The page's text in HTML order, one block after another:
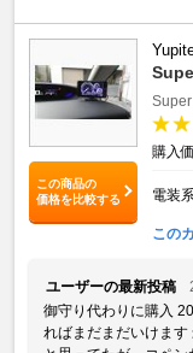
この商品の
価格を比較する
購入
電装系
この
ユーザーの最新投稿
御守り代わりに購入
ればまだまだいけます